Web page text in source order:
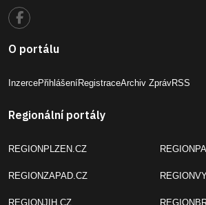
O portálu
InzercePřihlášeníRegistraceArchiv ZprávRSS
Regionální portály
REGIONPLZEN.CZ
REGIONZAPAD.CZ
REGIONJIH.CZ